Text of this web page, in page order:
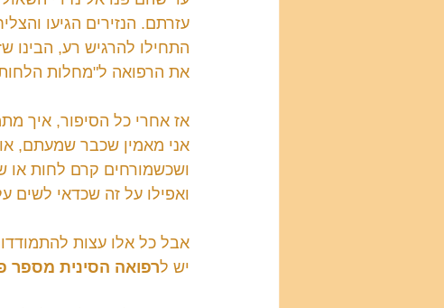
עזרתם. הנזירים הגיעו
התחילו להרגיש רע, הבינו
את הרפואה ל"מחלות
אז אחרי כל הסיפור, איך
אני מאמין שכבר שמעתם,
ושכשמורחים קרם לחות או
ואפילו על זה שכדאי לשים
אבל כל אלו עצות
יש לרפואה הסינית מספר